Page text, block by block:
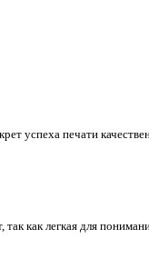
успеха печати
как легкая для